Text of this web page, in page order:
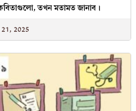
তখন মতামত জানাব।
2025